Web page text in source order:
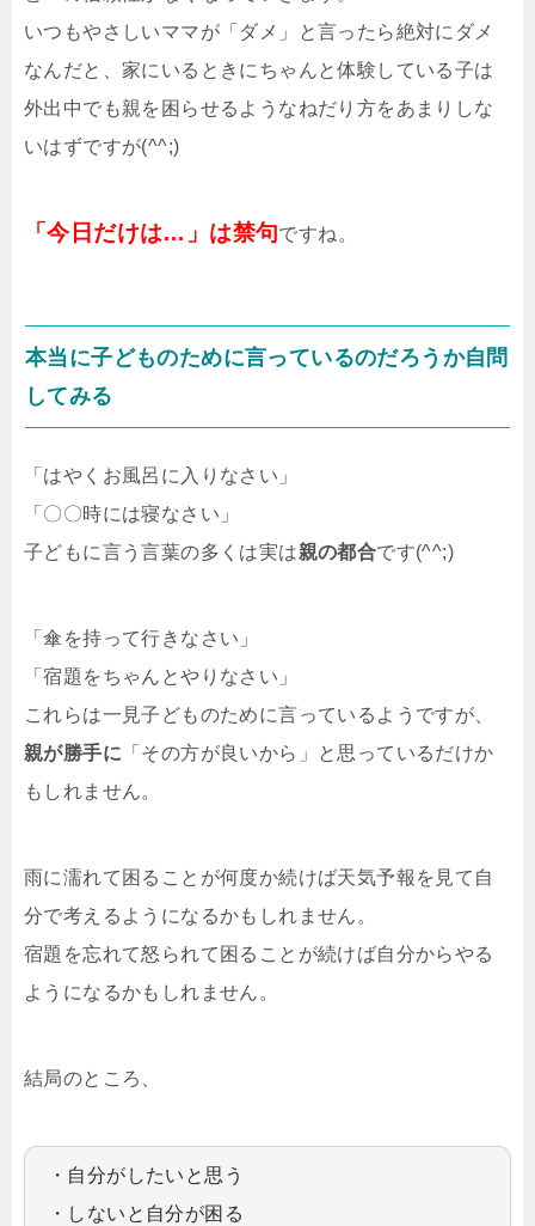
いつもやさしいママが「ダメ」と言ったら絶対にダメ
なんだと、家にいるときにちゃんと体験している子は
外出中でも親を困らせるようなねだり方をあまりしな
いはずですが(^^;)
「今日だけは…」は禁句ですね。
本当に子どものために言っているのだろうか自問
してみる
「はやくお風呂に入りなさい」
「〇〇時には寝なさい」
子どもに言う言葉の多くは実は親の都合です(^^;)
「傘を持って行きなさい」
「宿題をちゃんとやりなさい」
これらは一見子どものために言っているようですが、
親が勝手に 「その方が良いから」と思っているだけか
もしれません。
雨に濡れて困ることが何度か続けば天気予報を見て自
分で考えるようになるかもしれません。
宿題を忘れて怒られて困ることが続けば自分からやる
ようになるかもしれません。
結局のところ、
・自分がしたいと思う
・しないと自分が困る